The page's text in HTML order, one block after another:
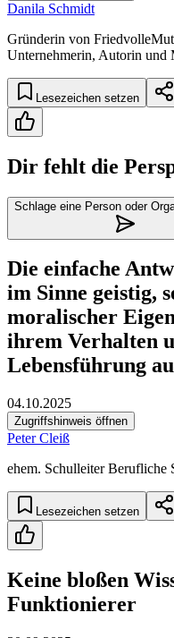
Danila Schmidt
Gründerin von
Unternehmerin, Autorin und
Lesezeichen setzen
Dir fehlt die
Schlage eine Person oder
Die einfache
im Sinne geistig,
moralischer
ihrem Verhalten
Lebensführung
04.10.2025
Zugriffshinweis öffnen
Peter Cleiß
ehem. Schulleiter Berufliche
Lesezeichen setzen
Keine bloßen
Funktionierer